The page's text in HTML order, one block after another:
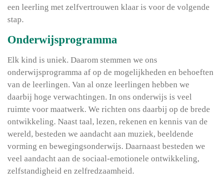
een leerling met zelfvertrouwen klaar is voor de volgende
stap.
Onderwijsprogramma
Elk kind is uniek. Daarom stemmen we ons
onderwijsprogramma af op de mogelijkheden en behoeften
van de leerlingen. Van al onze leerlingen hebben we
daarbij hoge verwachtingen. In ons onderwijs is veel
ruimte voor maatwerk. We richten ons daarbij op de brede
ontwikkeling. Naast taal, lezen, rekenen en kennis van de
wereld, besteden we aandacht aan muziek, beeldende
vorming en bewegingsonderwijs. Daarnaast besteden we
veel aandacht aan de sociaal-emotionele ontwikkeling,
zelfstandigheid en zelfredzaamheid.